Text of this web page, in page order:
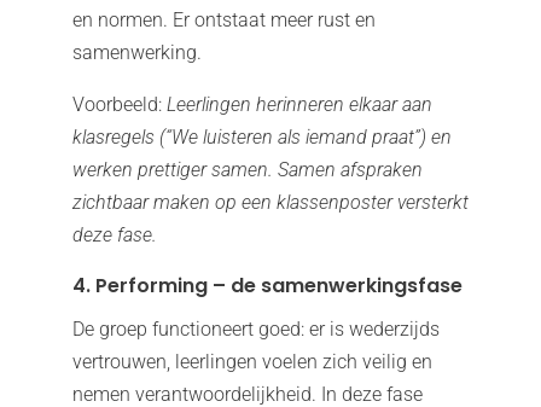
en normen. Er ontstaat meer rust en
samenwerking.
Voorbeeld: Leerlingen herinneren elkaar aan
klasregels (“We luisteren als iemand praat”) en
werken prettiger samen. Samen afspraken
zichtbaar maken op een klassenposter versterkt
deze fase.
4. Performing – de samenwerkingsfase
De groep functioneert goed: er is wederzijds
vertrouwen, leerlingen voelen zich veilig en
nemen verantwoordelijkheid. In deze fase